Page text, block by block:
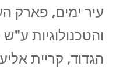
עיר ימים, פארק
והטכנולוגיות
הגדוד, קריית